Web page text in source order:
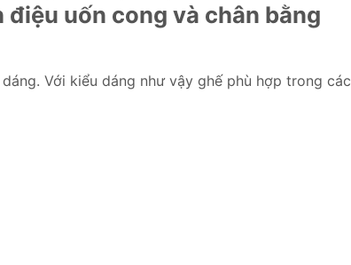
uốn cong và chân bằng
Với kiểu dáng như vậy ghế phù hợp trong các